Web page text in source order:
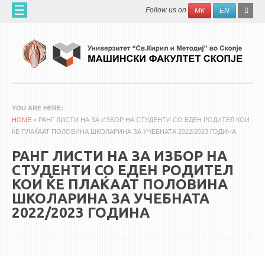
Skip to main content Search
Follow us on МК EN
ЗА НАС
60 ГОДИНИ МФ
ОРГАНИЗАЦИЈА
МАШИНСКО ИНЖЕНЕРСТВО - НАУЧНО СПИСАНИЕ
АПЛИКАТИВНА ДЕЈНОСТ
МЕЃУНАРОДНА СОРАБОТКА
YOU ARE HERE
HOME » РАНГ ЛИСТИ НА ЗА ИЗБОР НА СТУДЕНТИ СО ЕДЕН РОДИТЕЛ КОИ
ЌЕ ПЛАЌААТ ПОЛОВИНА ШКОЛАРИНА ЗА УЧЕБНАТА 2022/2023 ГОДИНА
РАНГ ЛИСТИ НА ЗА ИЗБОР НА
СТУДЕНТИ СО ЕДЕН РОДИТЕЛ
КОИ ЌЕ ПЛАЌААТ ПОЛОВИНА
ШКОЛАРИНА ЗА УЧЕБНАТА
2022/2023 ГОДИНА